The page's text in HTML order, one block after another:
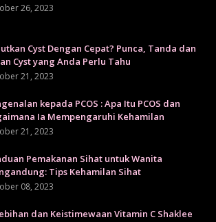
26, 2023
Cyst Dengan Cepat? Punca, Tanda dan
Cyst yang Anda Perlu Tahu
21, 2023
kepada PCOS : Apa Itu PCOS dan
Ia Mempengaruhi Kehamilan
21, 2023
Pemakanan Sihat untuk Wanita
Tips Kehamilan Sihat
08, 2023
dan Keistimewaan Vitamin C Shaklee